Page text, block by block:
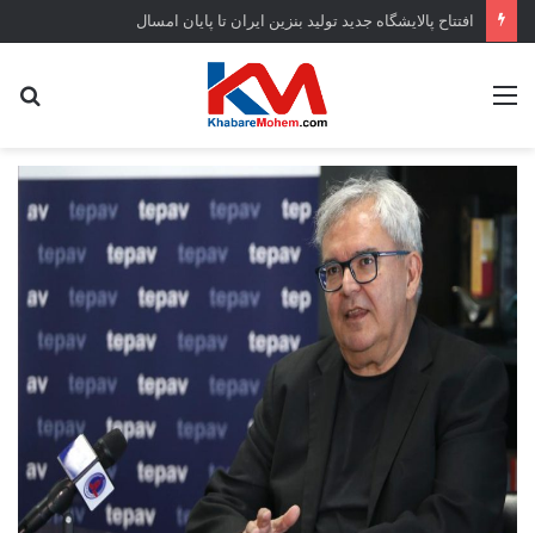
افتتاح ‌پالایشگاه جدید تولید بنزین ایران تا پایان امسال
منو